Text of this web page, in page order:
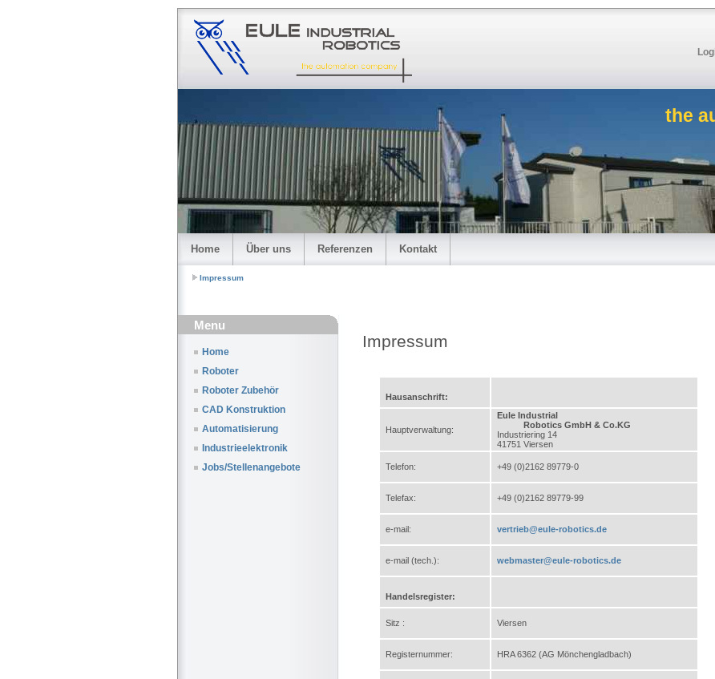
the
Home Über uns Referenzen Kontakt
Impressum
Menu
Home
Roboter
Roboter Zubehör
CAD Konstruktion
Automatisierung
Industrieelektronik
Jobs/Stellenangebote
Impressum
Hausanschrift:
Hauptverwaltung:
Eule Industrial
Robotics GmbH & Co.KG
Industriering 14
41751 Viersen
Telefon: +49 (0)2162 89779-0
Telefax: +49 (0)2162 89779-99
e-mail: vertrieb@eule-robotics.de
e-mail (tech.): webmaster@eule-robotics.de
Handelsregister:
Sitz : Viersen
Registernummer: HRA 6362 (AG Mönchengladbach)